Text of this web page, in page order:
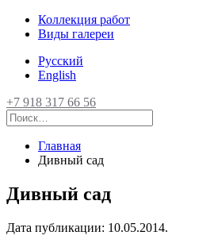
Коллекция работ
Виды галереи
Русский
English
+7 918 317 66 56
Главная
Дивный сад
Дивный сад
Дата публикации: 10.05.2014.